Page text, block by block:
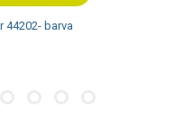
barva